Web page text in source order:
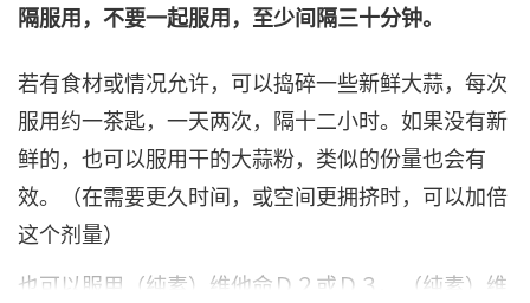
隔服用，不要一起服用，至少间隔三十分钟。
若有食材或情况允许，可以捣碎一些新鲜大蒜，每次
服用约一茶匙，一天两次，隔十二小时。如果没有新
鲜的，也可以服用干的大蒜粉，类似的份量也会有
效。（在需要更久时间，或空间更拥挤时，可以加倍
这个剂量）
也可以服用（纯素）维他命Ｄ２或Ｄ３、（纯素）维